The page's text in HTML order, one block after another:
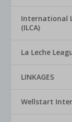
International
(ILCA)
La Leche
LINKAGES
Wellstart